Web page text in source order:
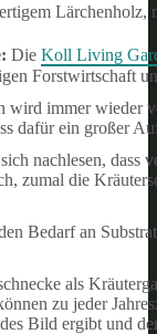
Die Koll Living
Forstwirtschaft
wird immer wieder
dafür ein großer
nachlesen,
zumal die
Bedarf an
als
zu jeder
Bild ergibt und